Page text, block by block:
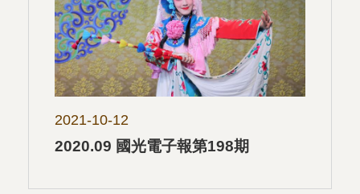
2020.09 國光電子報第198期
2021-10-12